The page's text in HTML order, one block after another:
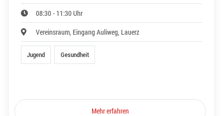
08:30 - 11:30 Uhr
Vereinsraum, Eingang Auliweg, Lauerz
Jugend Gesundheit
Mehr erfahren